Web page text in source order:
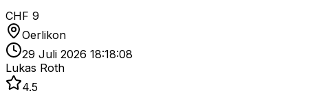
CHF 9
Oerlikon
29 Juli 2026 18:18:08
Lukas Roth
4.5